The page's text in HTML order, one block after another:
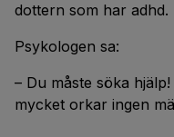
dottern som har adhd.
Psykologen sa:
– Du måste söka
mycket orkar ingen